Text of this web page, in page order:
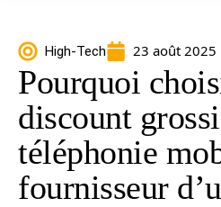
High-Tech 23 août 2025
Pourquoi
discount
téléphonie
fournisseur